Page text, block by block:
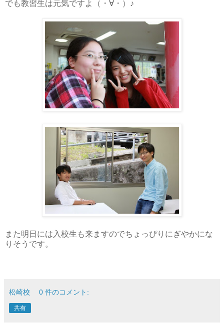
でも教習生は元気ですよ（・∀・）♪
また明日には入校生も来ますのでちょっぴりにぎやかにな
りそうです。
松崎校 0 件のコメント:
共有